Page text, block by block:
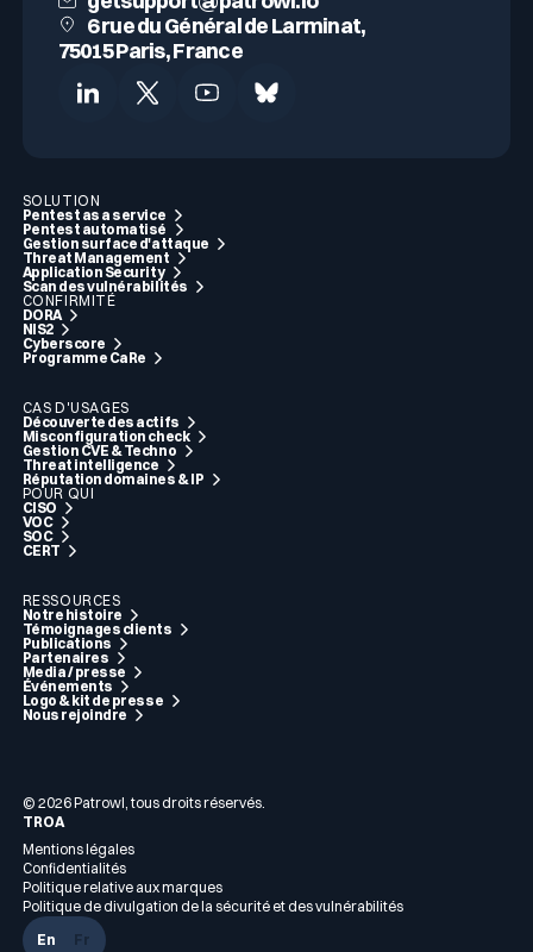
6 rue du Général de Larminat,
75015 Paris, France
SOLUTION
Pentest as a service
Pentest automatisé
Gestion surface d'attaque
Threat Management
Application Security
Scan des vulnérabilités
CONFIRMITÉ
DORA
NIS2
Cyberscore
Programme CaRe
CAS D'USAGES
Découverte des actifs
Misconfiguration check
Gestion CVE & Techno
Threat intelligence
Réputation domaines & IP
POUR QUI
CISO
VOC
SOC
CERT
RESSOURCES
Notre histoire
Témoignages clients
Publications
Partenaires
Media / presse
Événements
Logo & kit de presse
Nous rejoindre
© 2026 Patrowl, tous droits réservés.
TROA
Mentions légales
Confidentialités
Politique relative aux marques
Politique de divulgation de la sécurité et des vulnérabilités
En
Fr